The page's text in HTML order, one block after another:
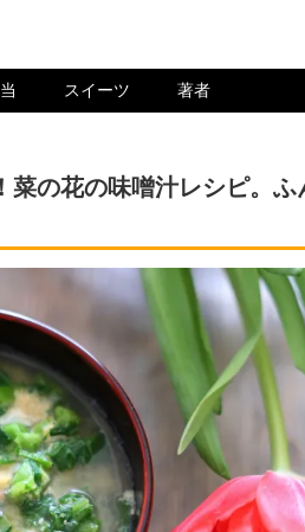
スイーツ 著者
菜の花の味噌汁レシピ。ふ